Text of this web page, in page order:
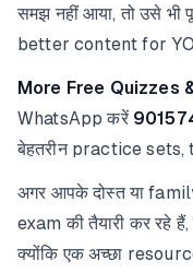
समझ नहीं आया, तो उसे
better content for
More Free Quizzes
WhatsApp करें
बेहतरीन practice
अगर आपके दोस्त या
exam की तैयारी कर रहे
क्योंकि एक अच्छा